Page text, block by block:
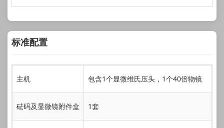
标准配置
主机 包含1个显微维氏压头，1个40倍物镜
砝码及显微镜附件盒 1套